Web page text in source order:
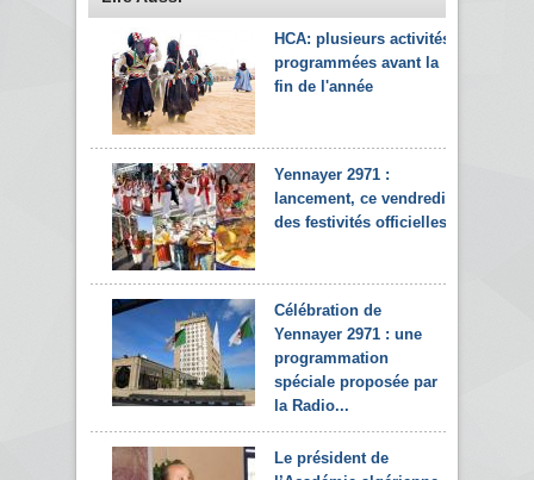
HCA: plusieurs activités
programmées avant la
fin de l'année
Yennayer 2971 :
lancement, ce vendredi,
des festivités officielles
Célébration de
Yennayer 2971 : une
programmation
spéciale proposée par
la Radio...
Le président de